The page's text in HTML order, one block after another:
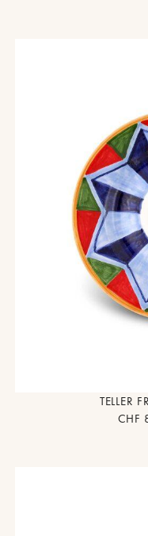
TELLER
CHF